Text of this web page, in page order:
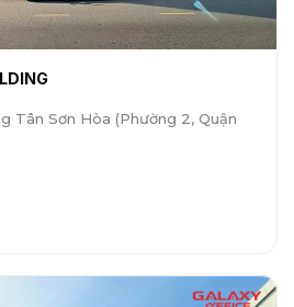
Tân Sơn Hòa (Phường 2, Quận